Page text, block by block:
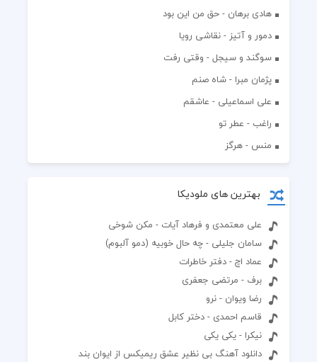
هادی برهان - حق من این بود
دمور و آتیز - نقاشی رویا
سوگند و سیجل - وقتی رفت
پژمان مبرا - شاه صنم
علی اسماعیلی - عاشقم
راغب - عطر تو
منس - هرگز
بهترین های ملودیکا
علی معتمدی و فرهاد آیات - مکن شوخی
سامان جلیلی - چه حال خوبیه (دمو آلبوم)
عماد اچ - دفتر خاطرات
برف - مرتضی جعفری
رضا ویوان - نرو
قاسم احمدی - دختر کابل
نیکرا - یکی یکی
دانلود آهنگ بی نظیر عشق ریمیکس از ایوان بند